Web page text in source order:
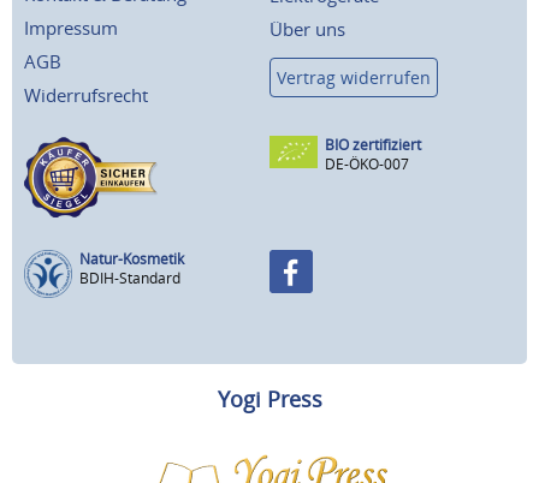
Impressum
AGB
Widerrufsrecht
Über uns
Vertrag widerrufen
BIO zertifiziert
DE-ÖKO-007
Natur-Kosmetik
BDIH-Standard
Yogi Press